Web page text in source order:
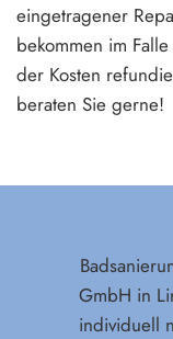
eingetragener
bekommen im
der Kosten
beraten Sie gerne!
GmbH in
individuell